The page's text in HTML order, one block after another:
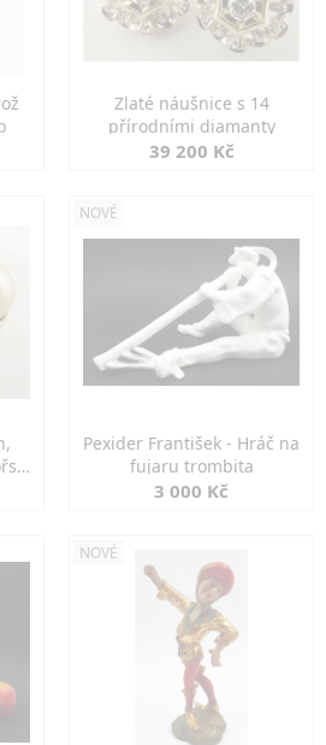
Zlaté náušnice s 14
přírodními diamanty
39 200 Kč
NOVÉ
Pexider František - Hráč na
fujaru trombita
3 000 Kč
NOVÉ